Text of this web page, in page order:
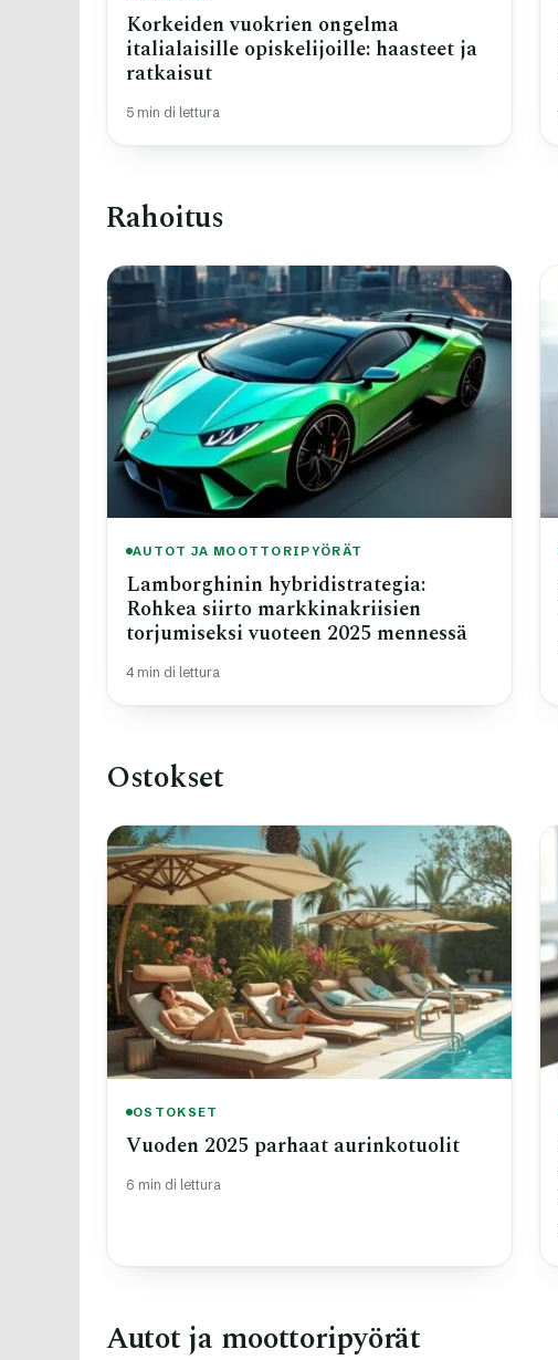
Korkeiden vuokrien ongelma
italialaisille opiskelijoille: haasteet ja
ratkaisut
5 min di lettura
Rahoitus
AUTOT JA MOOTTORIPYÖRÄT
Lamborghinin hybridistrategia:
Rohkea siirto markkinakriisien
torjumiseksi vuoteen 2025 mennessä
4 min di lettura
Ostokset
OSTOKSET
Vuoden 2025 parhaat aurinkotuolit
6 min di lettura
Autot ja moottoripyörät